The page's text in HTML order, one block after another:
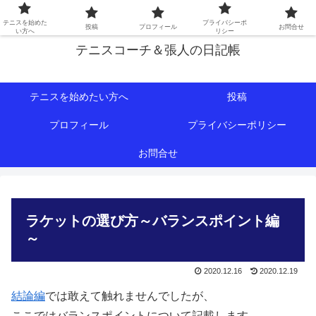
初心者∼中級者向けの情報を中心にテニスライフをサポート！
テニスコーチ＆張人の日記帳
テニスを始めたい方へ 投稿
プロフィール プライバシーポリシー
お問合せ
ラケットの選び方～バランスポイント編
～
2020.12.16 2020.12.19
結論編では敢えて触れませんでしたが、
テニスを始めた
い方へ
投稿 プロフィール
プライバシーポ
リシー
お問合せ